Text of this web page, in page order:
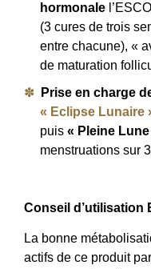
hormonale
(3 cures de trois
entre chacune), «
de maturation
Prise en charge
« Eclipse Lunaire
puis « Pleine Lune
menstruations sur
Conseil d’utilisation
La bonne
actifs de ce produit